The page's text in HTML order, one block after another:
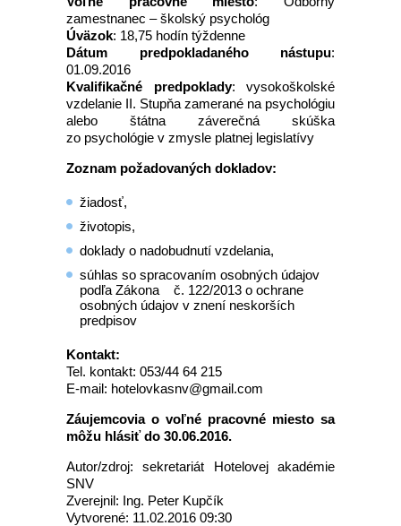
zamestnanec – školský psychológ
Úväzok: 18,75 hodín týždenne
Dátum predpokladaného nástupu:
01.09.2016
Kvalifikačné predpoklady: vysokoškolské
vzdelanie II. Stupňa zamerané na psychológiu
alebo štátna záverečná skúška
zo psychológie v zmysle platnej legislatívy
Zoznam požadovaných dokladov:
žiadosť,
životopis,
doklady o nadobudnutí vzdelania,
súhlas so spracovaním osobných údajov
podľa Zákona č. 122/2013 o ochrane
osobných údajov v znení neskorších
predpisov
Kontakt:
Tel. kontakt: 053/44 64 215
E-mail: hotelovkasnv@gmail.com
Záujemcovia o voľné pracovné miesto sa
môžu hlásiť do 30.06.2016.
Autor/zdroj: sekretariát Hotelovej akadémie
SNV
Zverejnil: Ing. Peter Kupčík
Vytvorené: 11.02.2016 09:30